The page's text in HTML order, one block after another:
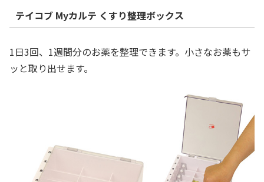
テイコブ Myカルテ くすり整理ボックス
1日3回、1週間分のお薬を整理できます。小さなお薬もサ
ッと取り出せます。